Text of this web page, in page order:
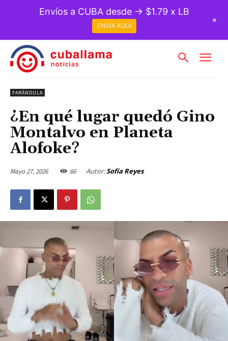
FARÁNDULA
¿En qué lugar quedó Gino
Montalvo en Planeta
Alofoke?
Mayo 27, 2026 66 Autor:Sofía Reyes
Envíos a CUBA desde → $1.79 x LB
ENVÍA AQUÍ
+